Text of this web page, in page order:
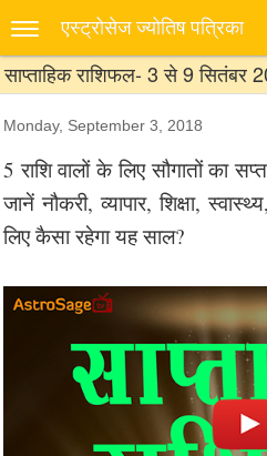
एस्‍ट्रोसेज ज्‍योतिष पत्रिका
साप्ताहिक राशिफल- 3 से 9 सितंबर
Monday, September 3, 2018
5 राशि वालों के लिए सौगातों का
जानें नौकरी, व्यापार, शिक्षा,
लिए कैसा रहेगा यह साल?